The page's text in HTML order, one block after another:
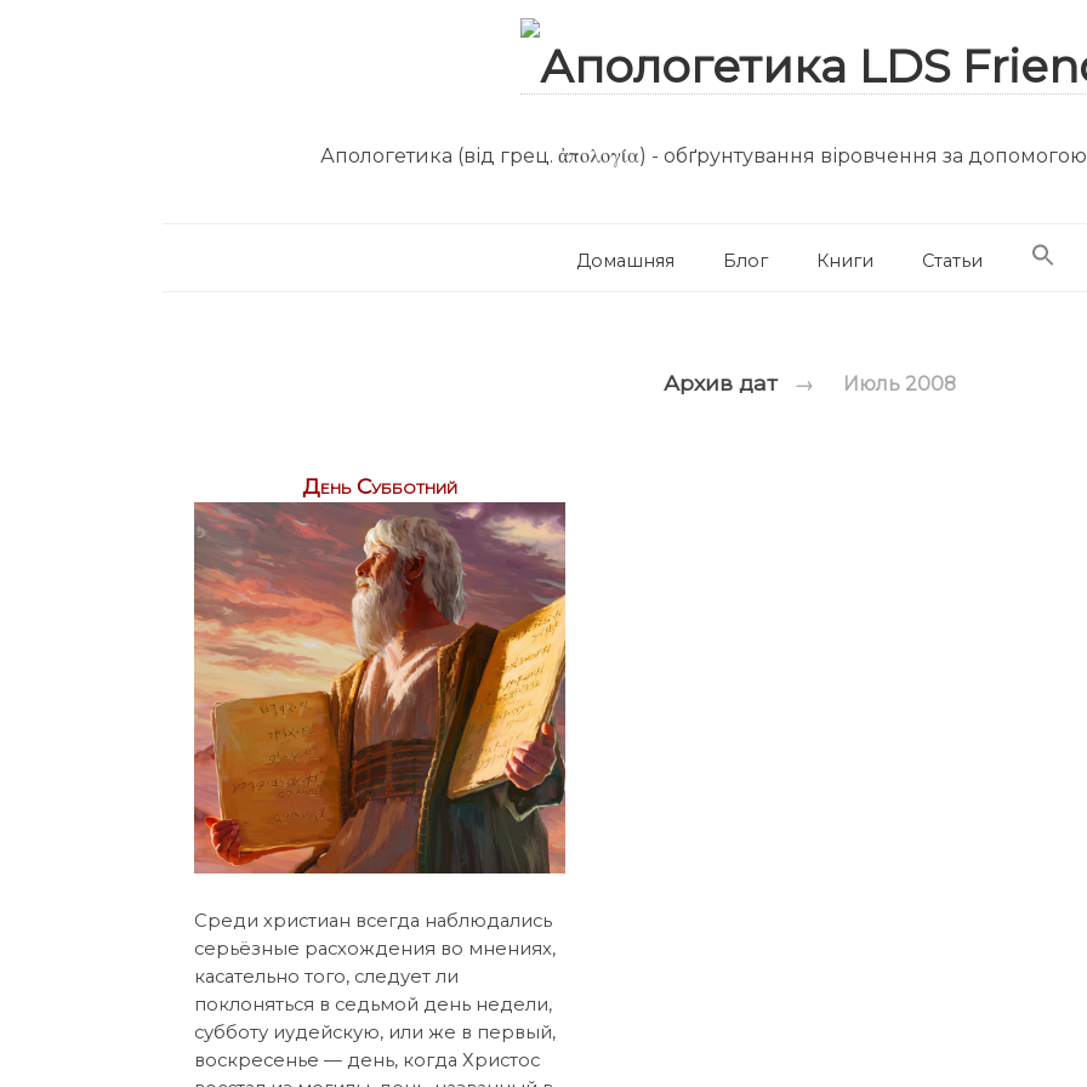
Апологетика (від грец. ἀπολογία) - обґрунтування віровчення за
Домашняя Блог Книги Статьи
Архив дат → Июль 2008
День Субботний
Среди христиан всегда наблюдались
серьёзные расхождения во мнениях,
касательно того, следует ли
поклоняться в седьмой день недели,
субботу иудейскую, или же в первый,
воскресенье — день, когда Христос